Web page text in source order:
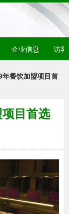
企业信息 访客
餐饮加盟项目首
目首选